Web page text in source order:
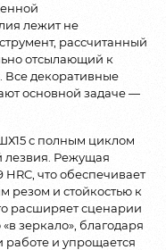
лежит не
рассчитанный
отсылающий к
Все декоративные
основной задаче —
с полным циклом
лезвия. Режущая
HRC, что обеспечивает
резом и стойкостью к
расширяет сценарии
зеркало», благодаря
работе и упрощается